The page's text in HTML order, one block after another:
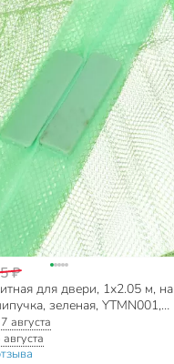
₽
для двери, 1х2.05 м, на
зеленая, YTMN001,
7 августа
августа